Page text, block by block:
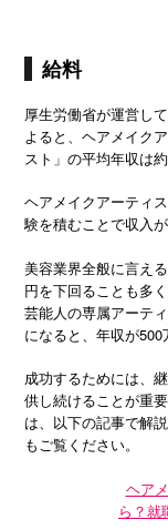
給料
厚生労働省が運営し
よると、ヘアメイク
スト」の平均年収は
ヘアメイクアーティ
験を積むことで収入
美容業界全般に言え
円を下回ることも多
芸能人の専属アーテ
になると、年収が500
成功するためには、
供し続けることが重
は、以下の記事で解
もご覧ください。
ヘア
ら？就